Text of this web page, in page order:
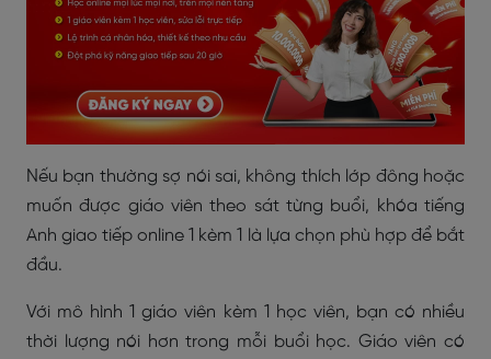
Nếu bạn thường sợ nói sai, không thích lớp đông hoặc
muốn được giáo viên theo sát từng buổi, khóa tiếng
Anh giao tiếp online 1 kèm 1 là lựa chọn phù hợp để bắt
đầu.
Với mô hình 1 giáo viên kèm 1 học viên, bạn có nhiều
thời lượng nói hơn trong mỗi buổi học. Giáo viên có